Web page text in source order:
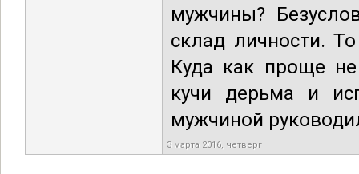
мужчины?
склад личности.
Куда как проще
кучи дерьма и
мужчиной
3 марта 2016, четверг